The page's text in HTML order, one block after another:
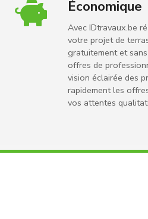
Économique
Avec IDtravaux.be
votre projet de
gratuitement et
offres de
vision éclairée des
rapidement les
vos attentes